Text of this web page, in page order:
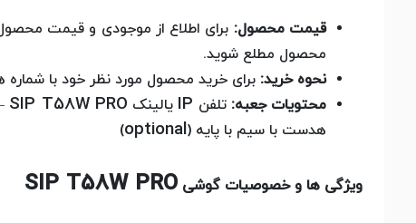
قیمت محصول: برای اطلاع از موجودی و قیمت
محصول مطلع شوید.
نحوه خرید: برای خرید محصول مورد نظر خود با
محتویات جعبه: تلفن IP یالینک SIP T58W PRO
هدست با سیم با پایه (optional
)
ویژگی ها و خصوصیات گوشی SIP T58W PRO